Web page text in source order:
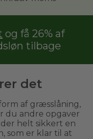
og få 26% af
tilbage
det
af græsslåning,
du andre opgaver
helt sikkert en
som er klar til at